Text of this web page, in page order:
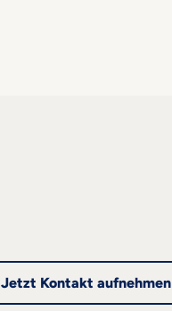
Jetzt Kontakt aufnehmen